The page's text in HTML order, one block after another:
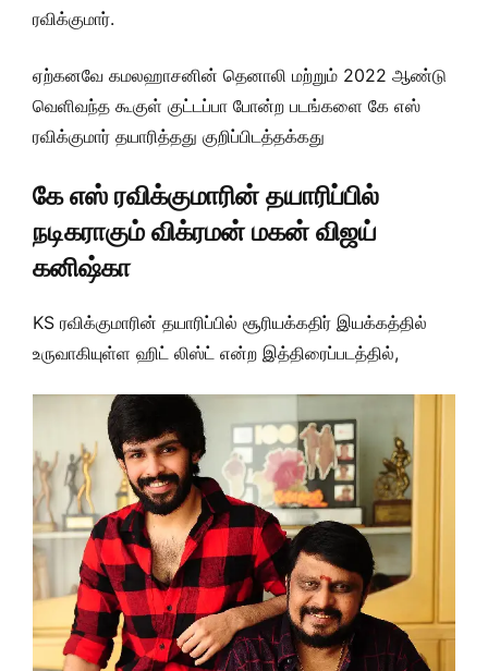
ரவிக்குமார்.
ஏற்கனவே கமலஹாசனின் தெனாலி மற்றும் 2022 ஆண்டு
வெளிவந்த கூகுள் குட்டப்பா போன்ற படங்களை கே எஸ்
ரவிக்குமார் தயாரித்தது குறிப்பிடத்தக்கது
கே எஸ் ரவிக்குமாரின் தயாரிப்பில்
நடிகராகும் விக்ரமன் மகன் விஜய்
கனிஷ்கா
KS ரவிக்குமாரின் தயாரிப்பில் சூரியக்கதிர் இயக்கத்தில்
உருவாகியுள்ள ஹிட் லிஸ்ட் என்ற இத்திரைப்படத்தில்,